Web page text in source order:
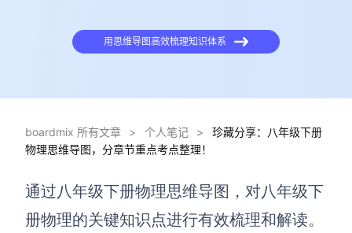
在您的网站或应用集成白板
博思白板离线版
本地笔记存储，隐私白板空间
一体化产品设计工具
用思维导图高效梳理知识体系
boardmix 所有文章 > 个人笔记 >
珍藏分享：八年级下册
物理思维导图，分章节重点考点整理！
通过八年级下册物理思维导图 ， 对八年级下
册物理的关键知识点进行有效梳理和解读。